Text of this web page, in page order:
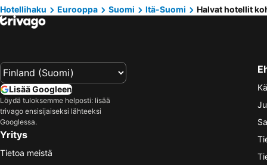
Hotellihaku Eurooppa Suomi Itä-Suomi Halvat hotellit
Lisää Googleen
Löydä tuloksemme helposti: lisää
trivago ensisijaiseksi lähteeksi
Googlessa.
Yritys
Tietoa meistä